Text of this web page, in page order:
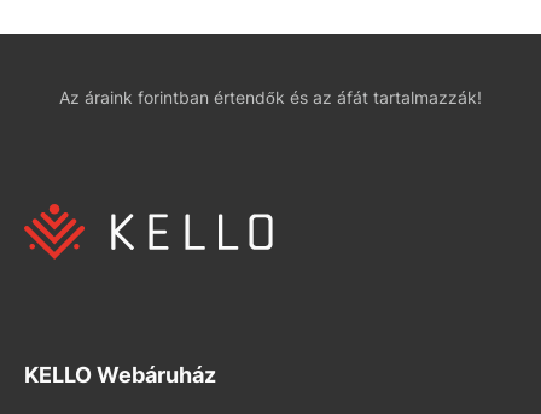
Az áraink forintban értendők és az áfát tartalmazzák!
KELLO Webáruház